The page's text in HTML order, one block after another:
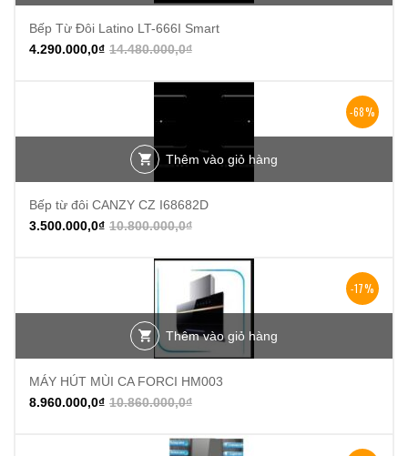
Bếp Từ Đôi Latino LT-666I Smart
14.480.000,0₫
4.290.000,0₫
-68%
Thêm vào giỏ hàng
Bếp từ đôi CANZY CZ I68682D
10.800.000,0₫
3.500.000,0₫
-17%
Thêm vào giỏ hàng
MÁY HÚT MÙI CA FORCI HM003
10.860.000,0₫
8.960.000,0₫